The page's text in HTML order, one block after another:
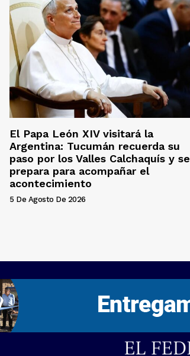
El Papa León XIV visitará la
Argentina: Tucumán recuerda su
paso por los Valles Calchaquís y se
prepara para acompañar el
acontecimiento
5 De Agosto De 2026